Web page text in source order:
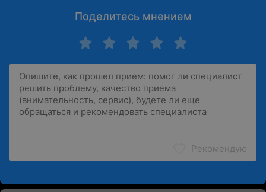
Поделитесь мнением
Рекомендую